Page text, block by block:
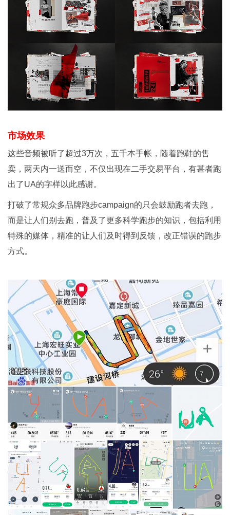
市场效果
这些音频被听了超过3万次，五千本手帐，随着跑鞋的售
卖，两天内一送而空，不仅出现在二手交易平台，有甚者跑
出了UA的字样以此感谢。
打破了常规众多品牌跑步campaign的只会鼓励跑者去跑，
而是让人们别去跑，普及了更多科学跑步的知识，包括利用
特殊的媒体，精准的让人们及时得到反馈，改正错误的跑步
方式。